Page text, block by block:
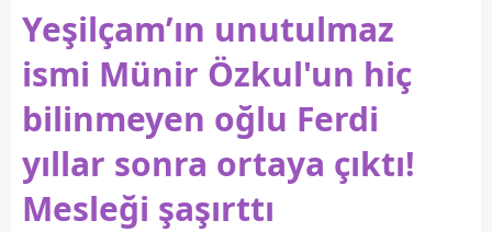
Yeşilçam’ın unutulmaz
ismi Münir Özkul'un hiç
bilinmeyen oğlu Ferdi
yıllar sonra ortaya çıktı!
Mesleği şaşırttı